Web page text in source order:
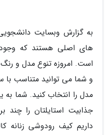
به گزارش وبسایت
های اصلی هستند که وجود
است. امروزه تنوع مدل و
و شما می توانید متناسب با
مدل را انتخاب کنید. شما
جذابیت استایلتان را چند
داریم کیف رودوشی زنانه